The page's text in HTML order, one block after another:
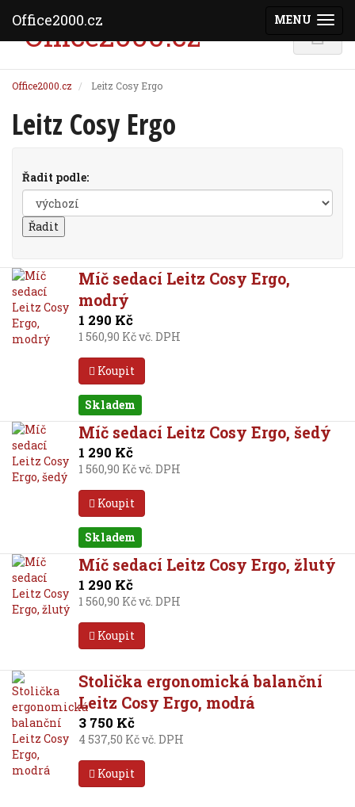
Office2000.cz Leitz Cosy Ergo
Leitz Cosy Ergo
Řadit podle:
Míč sedací Leitz Cosy Ergo,
modrý
1 290 Kč
1 560,90 Kč vč. DPH
Koupit
Skladem
Míč sedací Leitz Cosy Ergo, šedý
1 290 Kč
1 560,90 Kč vč. DPH
Koupit
Skladem
Míč sedací Leitz Cosy Ergo, žlutý
1 290 Kč
1 560,90 Kč vč. DPH
Koupit
Stolička ergonomická balanční
Leitz Cosy Ergo, modrá
3 750 Kč
4 537,50 Kč vč. DPH
Koupit
MENU
Office2000.cz